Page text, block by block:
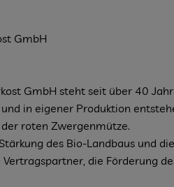
GmbH
GmbH steht seit über 40
in eigener Produktion
roten Zwergenmütze.
des Bio-Landbaus und
Vertragspartner, die Förderung